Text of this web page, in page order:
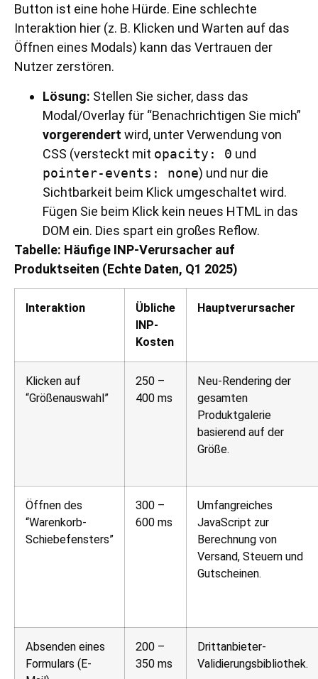
Button ist eine hohe Hürde. Eine schlechte
Interaktion hier (z. B. Klicken und Warten auf das
Öffnen eines Modals) kann das Vertrauen der
Nutzer zerstören.
Lösung: Stellen Sie sicher, dass das
Modal/Overlay für “Benachrichtigen Sie mich”
vorgerendert wird, unter Verwendung von
CSS (versteckt mit opacity: 0 und
pointer-events: none) und nur die
Sichtbarkeit beim Klick umgeschaltet wird.
Fügen Sie beim Klick kein neues HTML in das
DOM ein. Dies spart ein großes Reflow.
Tabelle: Häufige INP-Verursacher auf
Produktseiten (Echte Daten, Q1 2025)
Interaktion
Übliche
INP-
Kosten
Hauptverursacher
Klicken auf
“Größenauswahl”
250 –
400 ms
Neu-Rendering der
gesamten
Produktgalerie
basierend auf der
Größe.
Öffnen des
“Warenkorb-
Schiebefensters”
300 –
600 ms
Umfangreiches
JavaScript zur
Berechnung von
Versand, Steuern und
Gutscheinen.
Absenden eines
Formulars (E-
200 –
350 ms
Drittanbieter-
Validierungsbibliothek.